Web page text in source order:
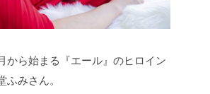
から始まる『エール』のヒロイン
ふみさん。